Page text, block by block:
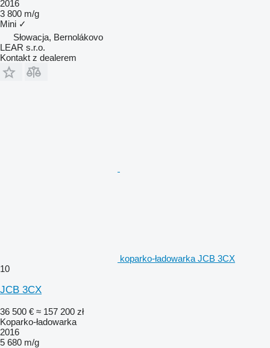
2016
3 800 m/g
Mini ✓
Słowacja, Bernolákovo
LEAR s.r.o.
Kontakt z dealerem
koparko-ładowarka JCB 3CX
10
JCB 3CX
36 500 € ≈ 157 200 zł
Koparko-ładowarka
2016
5 680 m/g